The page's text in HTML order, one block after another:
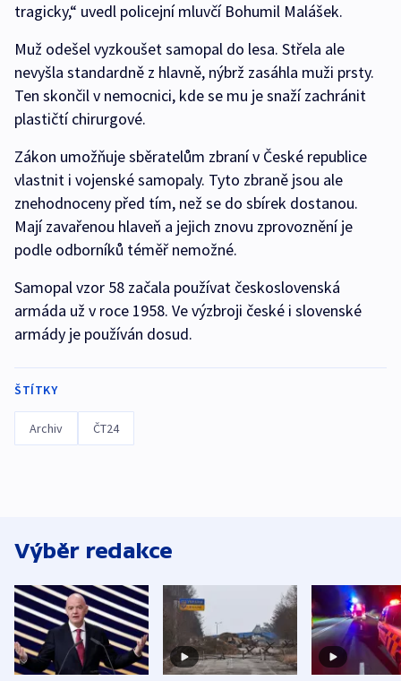
tragicky,“ uvedl policejní mluvčí Bohumil Malášek.
Muž odešel vyzkoušet samopal do lesa. Střela ale
nevyšla standardně z hlavně, nýbrž zasáhla muži prsty.
Ten skončil v nemocnici, kde se mu je snaží zachránit
plastičtí chirurgové.
Zákon umožňuje sběratelům zbraní v České republice
vlastnit i vojenské samopaly. Tyto zbraně jsou ale
znehodnoceny před tím, než se do sbírek dostanou.
Mají zavařenou hlaveň a jejich znovu zprovoznění je
podle odborníků téměř nemožné.
Samopal vzor 58 začala používat československá
armáda už v roce 1958. Ve výzbroji české i slovenské
armády je používán dosud.
ŠTÍTKY
Archiv ČT24
Výběr redakce